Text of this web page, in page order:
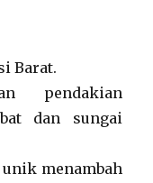
Barat.
pendakian
dan sungai
menambah